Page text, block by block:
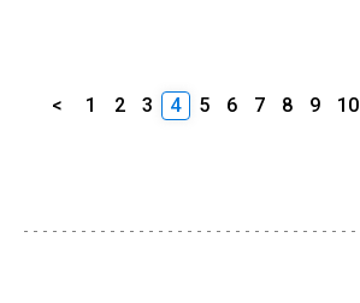
< 1 2 3 4 5 6 7 8 9 10